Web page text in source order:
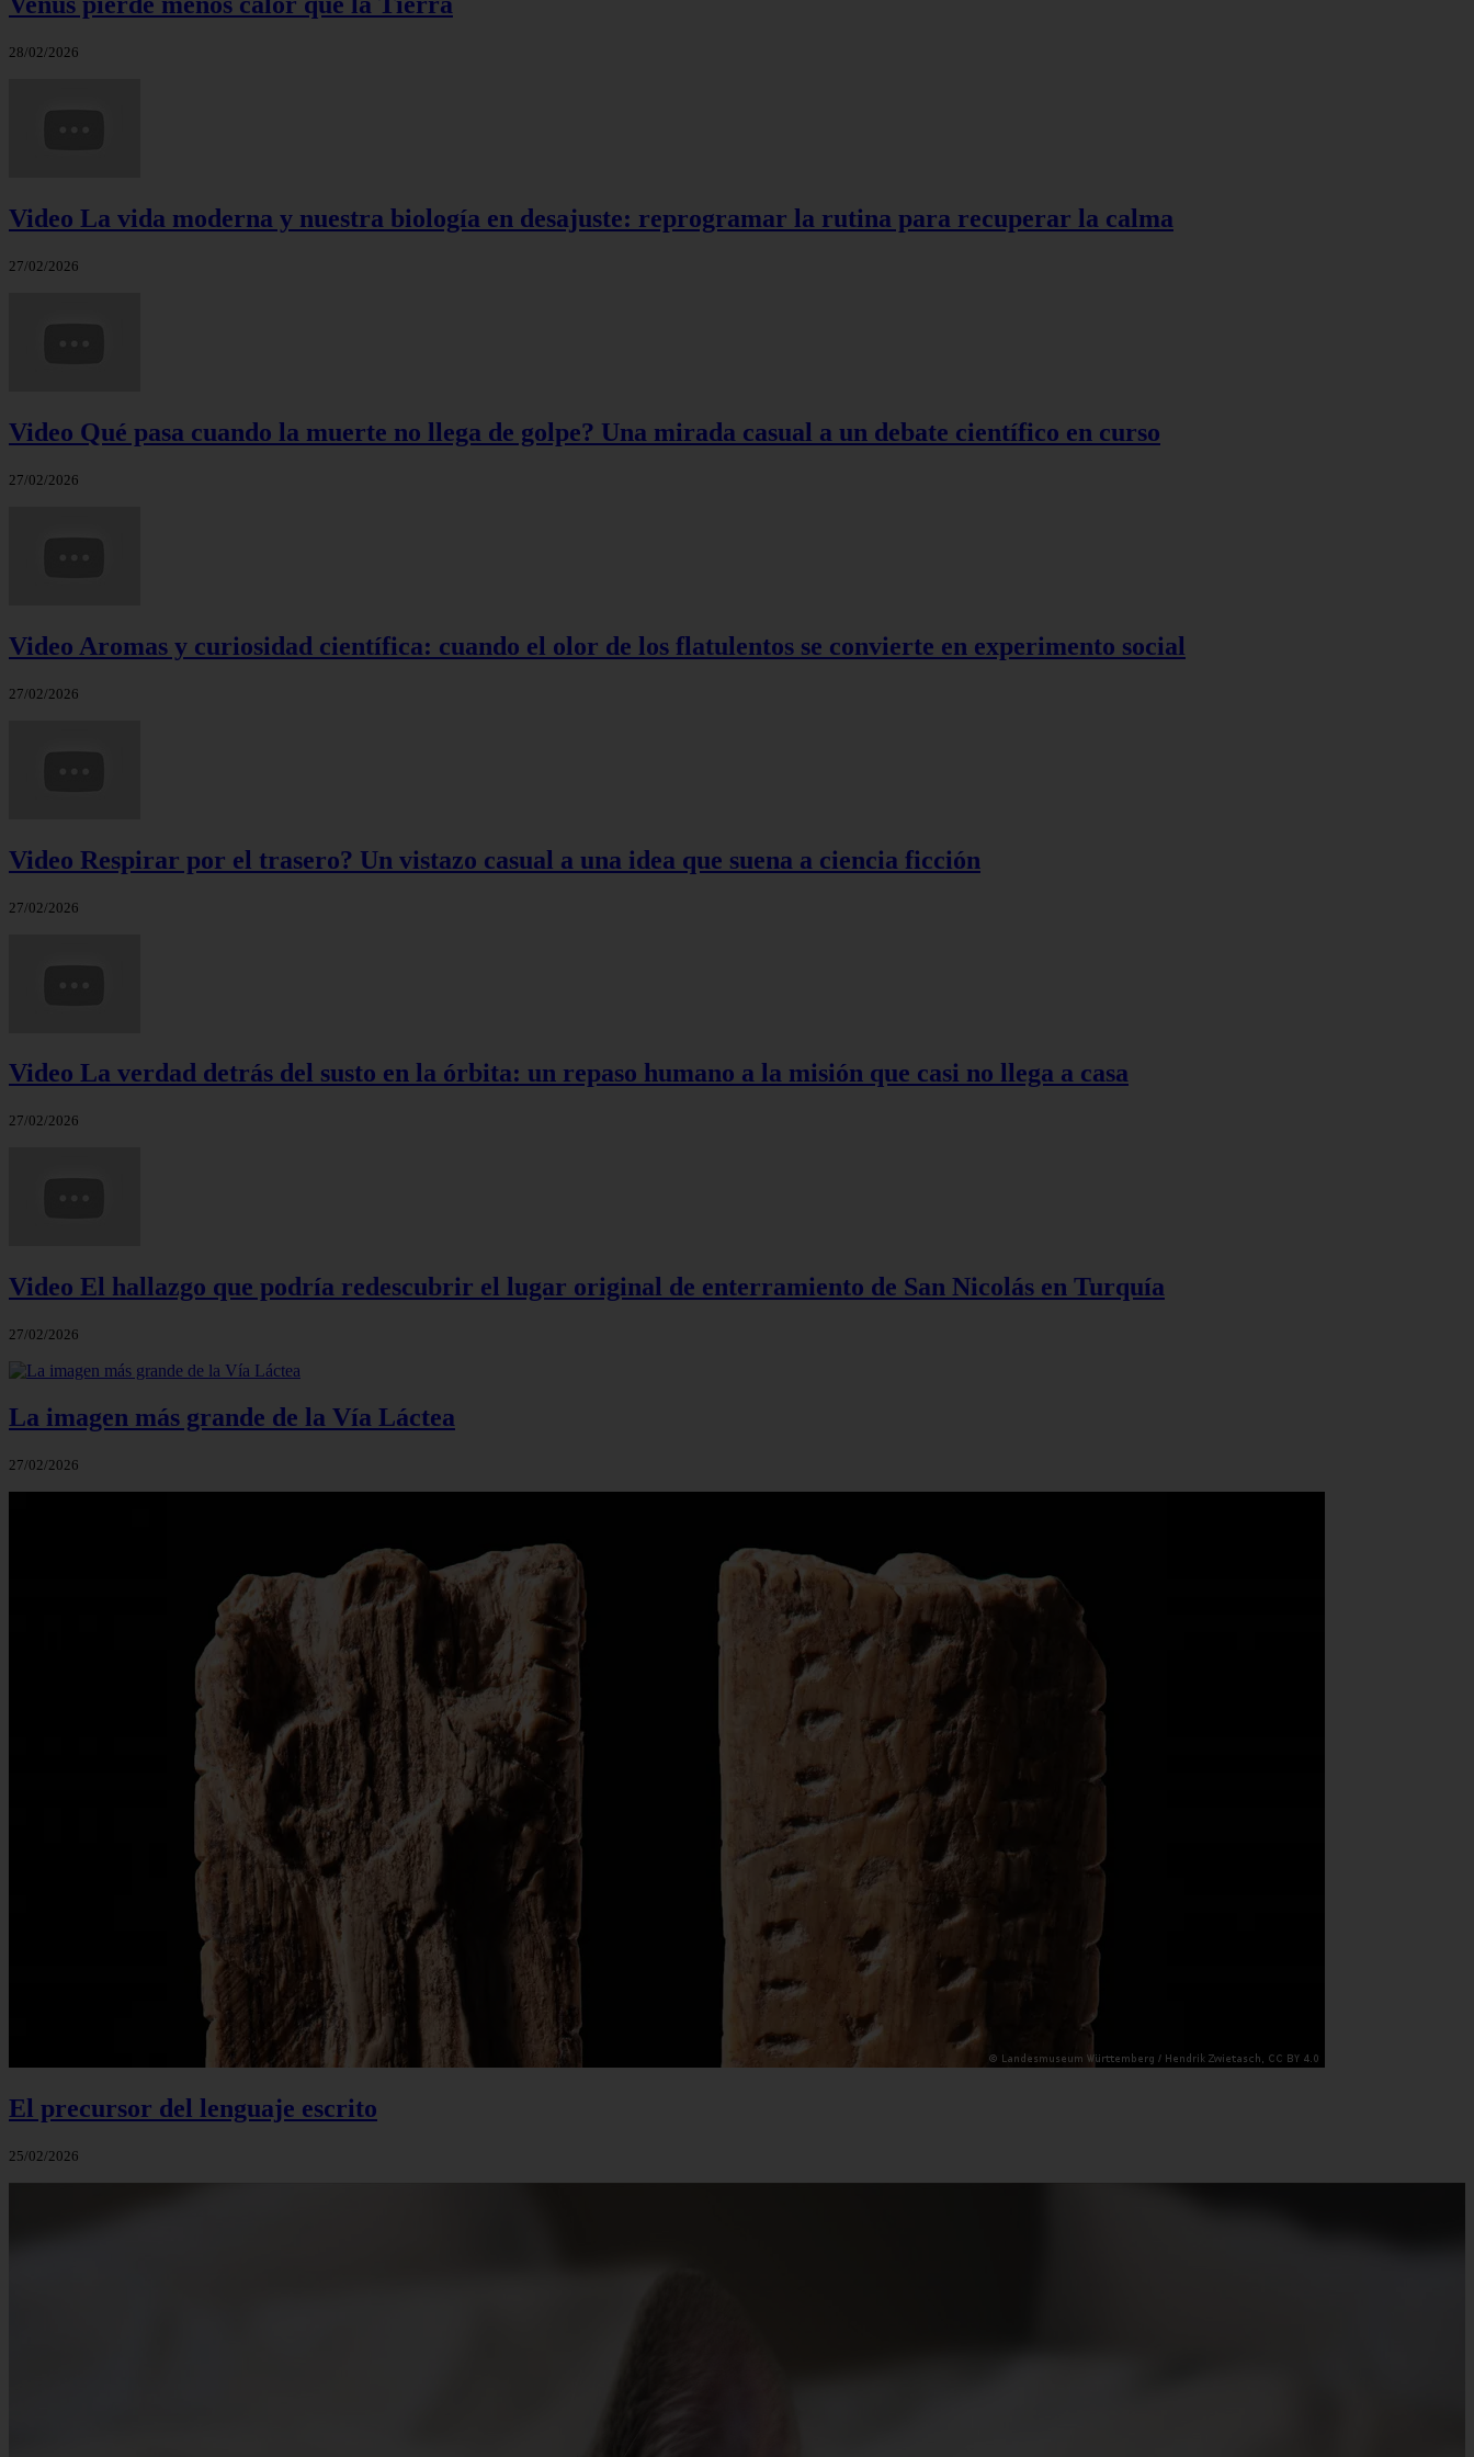
28/02/2026
Video La vida moderna y nuestra biología en desajuste: reprogramar la rutina para recuperar la calma
27/02/2026
Video Qué pasa cuando la muerte no llega de golpe? Una mirada casual a un debate científico en curso
27/02/2026
Video Aromas y curiosidad científica: cuando el olor de los flatulentos se convierte en experimento social
27/02/2026
Video Respirar por el trasero? Un vistazo casual a una idea que suena a ciencia ficción
27/02/2026
Video La verdad detrás del susto en la órbita: un repaso humano a la misión que casi no llega a casa
27/02/2026
Video El hallazgo que podría redescubrir el lugar original de enterramiento de San Nicolás en Turquía
27/02/2026
La imagen más grande de la Vía Láctea
27/02/2026
El precursor del lenguaje escrito
25/02/2026